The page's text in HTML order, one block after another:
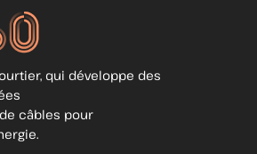
qui développe des
câbles pour